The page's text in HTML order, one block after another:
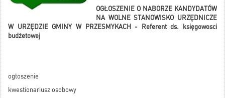
OGŁOSZENIE O NABORZE KANDYDATÓW
NA WOLNE STANOWISKO URZĘDNICZE
W URZĘDZIE GMINY W PRZESMYKACH - Referent ds. księgowosci
budżetowej
ogłoszenie
kwestionariusz osobowy